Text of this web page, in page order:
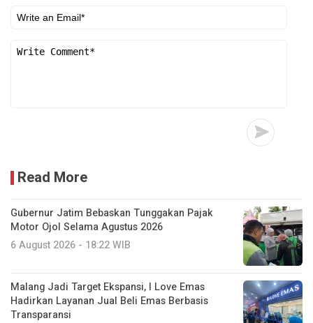
Read More
Gubernur Jatim Bebaskan Tunggakan Pajak
Motor Ojol Selama Agustus 2026
6 August 2026 - 18:22 WIB
Malang Jadi Target Ekspansi, I Love Emas
Hadirkan Layanan Jual Beli Emas Berbasis
Transparansi